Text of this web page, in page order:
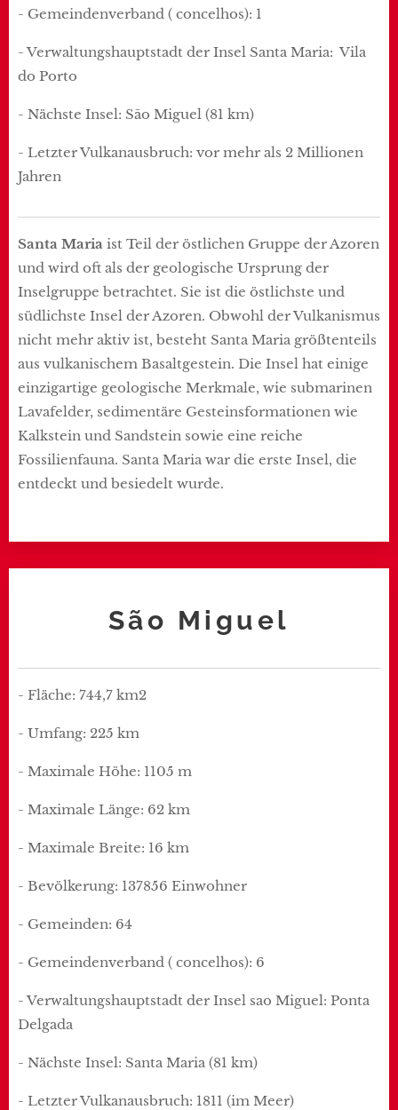
- Gemeindenverband ( concelhos): 1
- Verwaltungshauptstadt der Insel Santa Maria: Vila
do Porto
- Nächste Insel: São Miguel (81 km)
- Letzter Vulkanausbruch: vor mehr als 2 Millionen
Jahren
Santa Maria ist Teil der östlichen Gruppe der Azoren
und wird oft als der geologische Ursprung der
Inselgruppe betrachtet. Sie ist die östlichste und
südlichste Insel der Azoren. Obwohl der Vulkanismus
nicht mehr aktiv ist, besteht Santa Maria größtenteils
aus vulkanischem Basaltgestein. Die Insel hat einige
einzigartige geologische Merkmale, wie submarinen
Lavafelder, sedimentäre Gesteinsformationen wie
Kalkstein und Sandstein sowie eine reiche
Fossilienfauna. Santa Maria war die erste Insel, die
entdeckt und besiedelt wurde.
São Miguel
- Fläche: 744,7 km2
- Umfang: 225 km
- Maximale Höhe: 1105 m
- Maximale Länge: 62 km
- Maximale Breite: 16 km
- Bevölkerung: 137856 Einwohner
- Gemeinden: 64
- Gemeindenverband ( concelhos): 6
- Verwaltungshauptstadt der Insel sao Miguel: Ponta
Delgada
- Nächste Insel: Santa Maria (81 km)
- Letzter Vulkanausbruch: 1811 (im Meer)